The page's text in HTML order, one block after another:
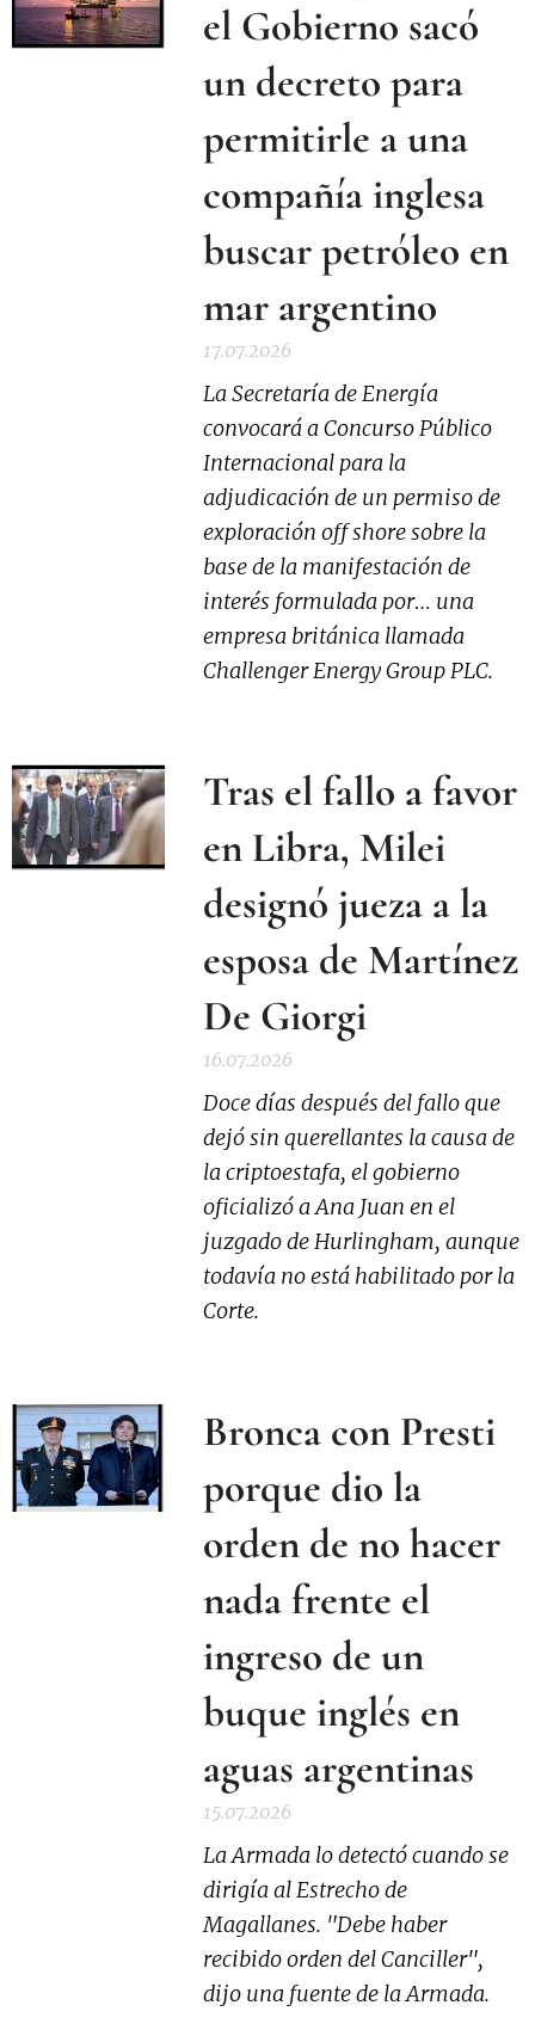
el Gobierno sacó
un decreto para
permitirle a una
compañía inglesa
buscar petróleo en
mar argentino
17.07.2026
La Secretaría de Energía
convocará a Concurso Público
Internacional para la
adjudicación de un permiso de
exploración off shore sobre la
base de la manifestación de
interés formulada por… una
empresa británica llamada
Challenger Energy Group PLC.
Tras el fallo a favor
en Libra, Milei
designó jueza a la
esposa de Martínez
De Giorgi
16.07.2026
Doce días después del fallo que
dejó sin querellantes la causa de
la criptoestafa, el gobierno
oficializó a Ana Juan en el
juzgado de Hurlingham, aunque
todavía no está habilitado por la
Corte.
Bronca con Presti
porque dio la
orden de no hacer
nada frente el
ingreso de un
buque inglés en
aguas argentinas
15.07.2026
La Armada lo detectó cuando se
dirigía al Estrecho de
Magallanes. "Debe haber
recibido orden del Canciller",
dijo una fuente de la Armada.